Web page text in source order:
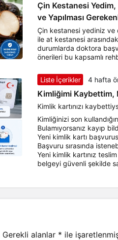
Çin Kestanesi Yedim,
ve Yapılması
Çin kestanesi yediniz ve
ile at kestanesi
durumlarda doktora
önerileri bu kapsamlı
Liste İçerikler 4 hafta
Kimliğimi Kaybettim,
Kimlik kartınızı
Kimliğinizi son
Bulamıyorsanız kayıp
Yeni kimlik kartı
Başvuru sırasında
Yeni kimlik kartınız
belgeyi güvenli şekilde
Gerekli alanlar * ile